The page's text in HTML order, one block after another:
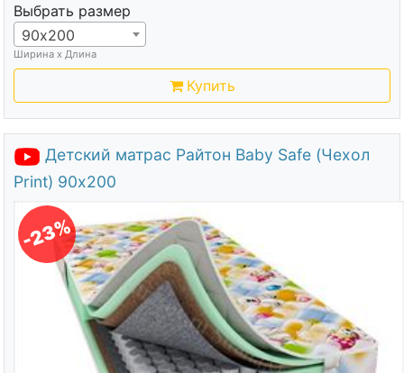
Выбрать размер
90х200
Ширина х Длина
Купить
Детский матрас Райтон Baby Safe (Чехол
Print) 90х200
-23%